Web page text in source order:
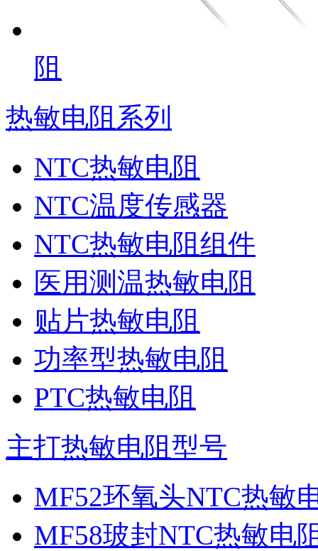
阻
热敏电阻系列
NTC热敏电阻
NTC温度传感器
NTC热敏电阻组件
医用测温热敏电阻
贴片热敏电阻
功率型热敏电阻
PTC热敏电阻
主打热敏电阻型号
MF52环氧头NTC热敏
MF58玻封NTC热敏电